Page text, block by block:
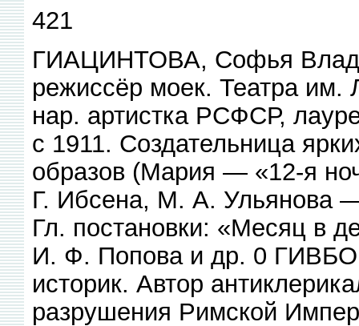
421
ГИАЦИНТОВА, Софья
режиссёр моек. Театра им.
нар. артистка РСФСР,
с 1911. Создательница
образов (Мария — «12-я
Г. Ибсена, М. А. Ульянова
Гл. постановки: «Месяц в
И. Ф. Попова и др. 0
историк. Автор
разрушения Римской